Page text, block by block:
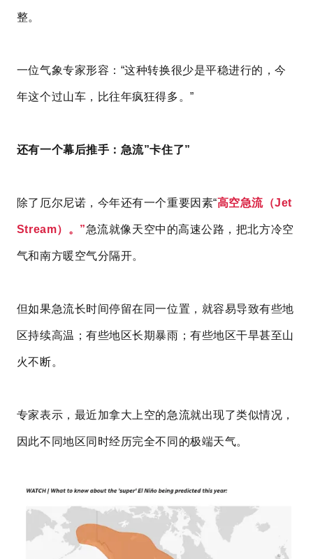
整。
一位气象专家形容：“这种转换很少是平稳进行的，今
年这个过山车，比往年疯狂得多。”
还有一个幕后推手：急流”卡住了”
除了厄尔尼诺，今年还有一个重要因素“高空急流（Jet
Stream）。”急流就像天空中的高速公路，把北方冷空
气和南方暖空气分隔开。
但如果急流长时间停留在同一位置，就容易导致有些地
区持续高温；有些地区长期暴雨；有些地区干旱甚至山
火不断。
专家表示，最近加拿大上空的急流就出现了类似情况，
因此不同地区同时经历完全不同的极端天气。